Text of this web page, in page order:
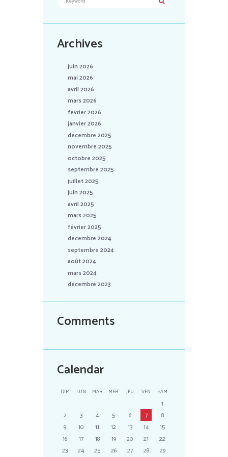
Archives
juin 2026
mai 2026
avril 2026
mars 2026
février 2026
janvier 2026
décembre 2025
novembre 2025
octobre 2025
septembre 2025
juillet 2025
juin 2025
avril 2025
mars 2025
février 2025
décembre 2024
septembre 2024
août 2024
mars 2024
décembre 2023
Comments
Calendar
DIM LUN MAR MER JEU VEN SAM
1
2
3 4 5 6 7
8
9
10 11 12 13 14
15
16
17 18 19 20 21
22
23
24 25 26 27 28
29